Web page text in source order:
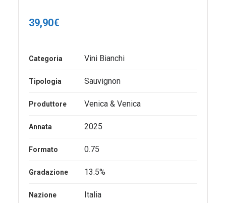
39,90€
Categoria Vini Bianchi
Tipologia Sauvignon
Produttore Venica & Venica
Annata 2025
Formato 0.75
Gradazione 13.5%
Nazione Italia